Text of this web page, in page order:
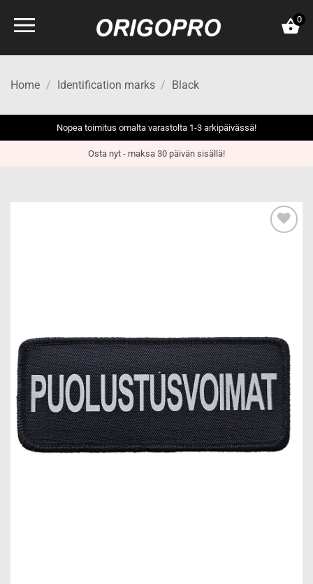
0
Home / Identification marks / Black
Nopea toimitus omalta varastolta 1-3 arkipäivässä!
Osta nyt - maksa 30 päivän sisällä!